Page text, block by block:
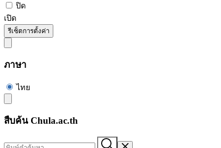
ปิด
เปิด
รีเซ็ตการตั้งค่า
ภาษา
ไทย
สืบค้น Chula.ac.th